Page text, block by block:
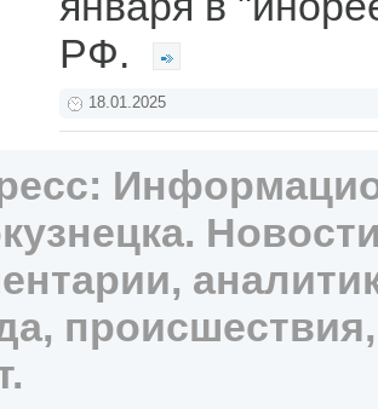
РФ.
18.01.2025